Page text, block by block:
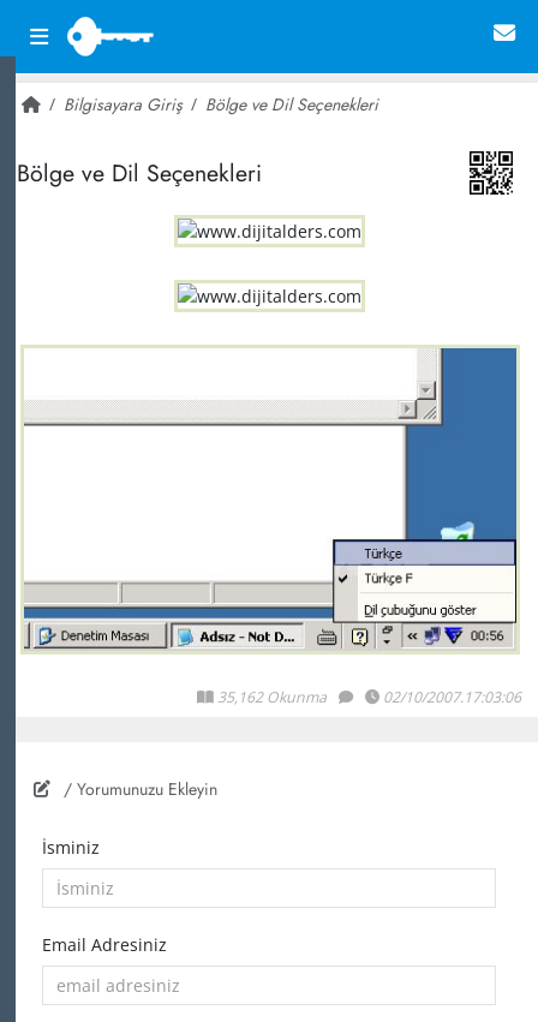
Bilgisayara Giriş Bölge ve Dil Seçenekleri
Bölge ve Dil Seçenekleri
35,162 Okunma 02/10/2007.17:03:06
/ Yorumunuzu Ekleyin
İsminiz
Email Adresiniz